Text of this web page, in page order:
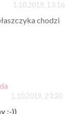
1.10.2019, 13:16
chodzi
1.10.2019, 23:20
;-))